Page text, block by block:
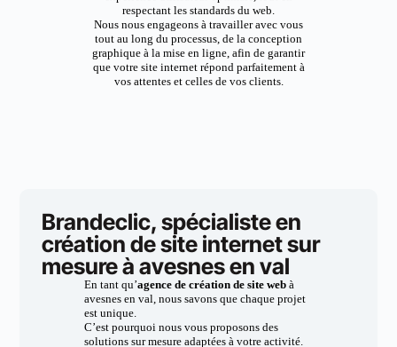
respectant les standards du web.
Nous nous engageons à travailler avec vous
tout au long du processus, de la conception
graphique à la mise en ligne, afin de garantir
que votre site internet répond parfaitement à
vos attentes et celles de vos clients.
Brandeclic, spécialiste en
création de site internet sur
mesure à avesnes en val
En tant qu’agence de création de site webà
avesnes en val, nous savons que chaque projet
est unique.
C’est pourquoi nous vous proposons des
solutions sur mesure adaptées à votre activité.